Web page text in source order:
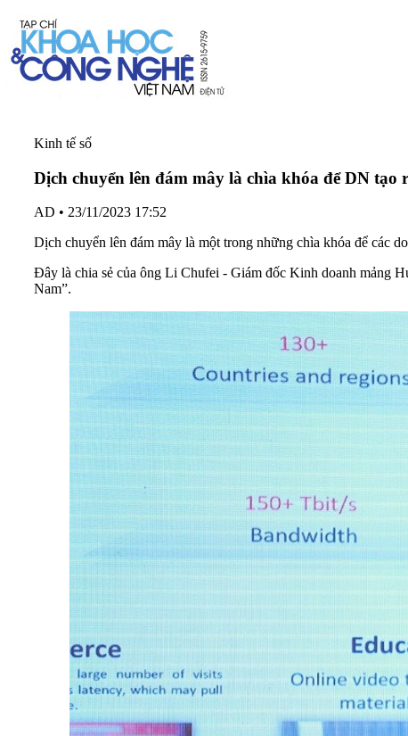
Kinh tế số
Dịch chuyển lên đám mây là chìa khóa để DN tạo
AD • 23/11/2023 17:52
Dịch chuyển lên đám mây là một trong những chìa khóa để các
Đây là chia sẻ của ông Li Chufei - Giám đốc Kinh doanh mảng
Nam”.